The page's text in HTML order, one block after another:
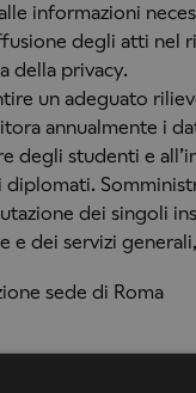
informazioni
degli atti nel
della privacy.
un adeguato
annualmente i
degli studenti e
diplomati.
dei singoli
e dei servizi
sede di Roma